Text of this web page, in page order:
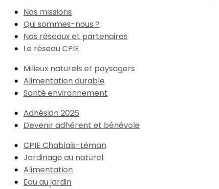
Nos missions
Qui sommes-nous ?
Nos réseaux et partenaires
Le réseau CPIE
Milieux naturels et paysagers
Alimentation durable
Santé environnement
Adhésion 2026
Devenir adhérent et bénévole
CPIE Chablais-Léman
Jardinage au naturel
Alimentation
Eau au jardin